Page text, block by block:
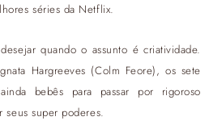
séries da Netflix.
quando o assunto é criatividade.
Hargreeves (Colm Feore), os sete
bebês para passar por rigoroso
seus super poderes.